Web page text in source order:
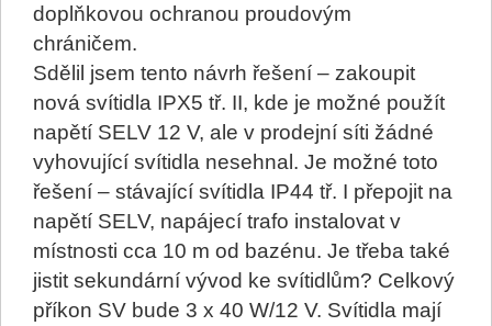
doplňkovou ochranou proudovým
chráničem.
Sdělil jsem tento návrh řešení – zakoupit
nová svítidla IPX5 tř. II, kde je možné použít
napětí SELV 12 V, ale v prodejní síti žádné
vyhovující svítidla nesehnal. Je možné toto
řešení – stávající svítidla IP44 tř. I přepojit na
napětí SELV, napájecí trafo instalovat v
místnosti cca 10 m od bazénu. Je třeba také
jistit sekundární vývod ke svítidlům? Celkový
příkon SV bude 3 x 40 W/12 V. Svítidla mají